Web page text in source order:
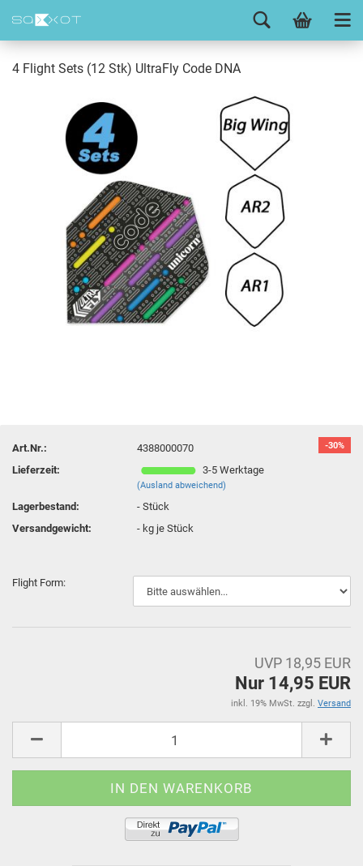
4 Flight Sets (12 Stk) UltraFly Code DNA
-30%
Art.Nr.:
4388000070
Lieferzeit:
3-5 Werktage
(Ausland abweichend)
Lagerbestand: - Stück
Versandgewicht:
- kg je Stück
Flight Form:
UVP 18,95 EUR
Nur 14,95 EUR
inkl. 19% MwSt. zzgl. Versand